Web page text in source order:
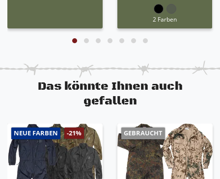
2 Farben
Das könnte Ihnen auch
gefallen
NEUE FARBEN -21% GEBRAUCHT